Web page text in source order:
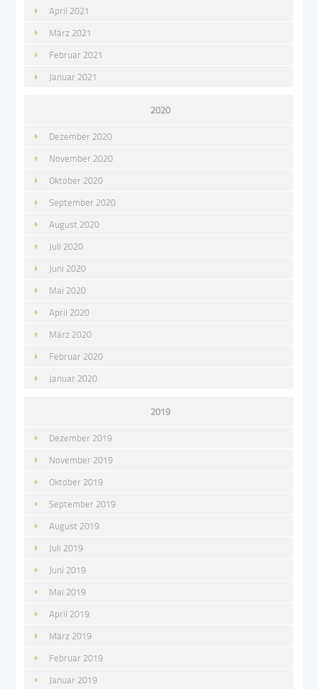
April 2021
März 2021
Februar 2021
Januar 2021
2020
Dezember 2020
November 2020
Oktober 2020
September 2020
August 2020
Juli 2020
Juni 2020
Mai 2020
April 2020
März 2020
Februar 2020
Januar 2020
2019
Dezember 2019
November 2019
Oktober 2019
September 2019
August 2019
Juli 2019
Juni 2019
Mai 2019
April 2019
März 2019
Februar 2019
Januar 2019